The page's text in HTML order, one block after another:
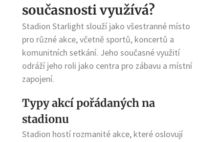
současnosti využívá?
Stadion Starlight slouží jako všestranné místo
pro různé akce, včetně sportů, koncertů a
komunitních setkání. Jeho současné využití
odráží jeho roli jako centra pro zábavu a místní
zapojení.
Typy akcí pořádaných na
stadionu
Stadion hostí rozmanité akce, které oslovují